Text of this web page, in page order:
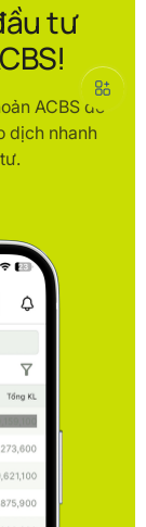
tư
ACBS để
dịch nhanh